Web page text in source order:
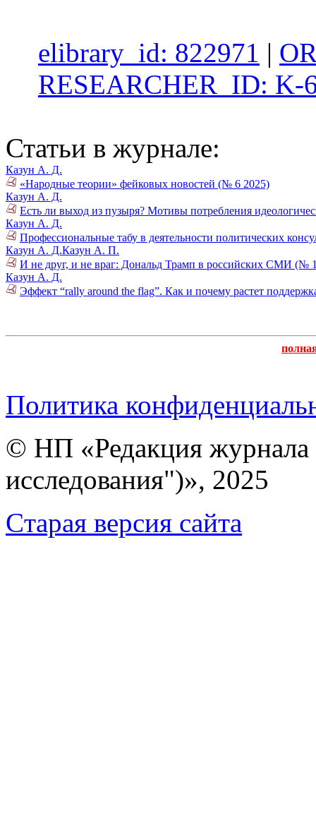
elibrary_id: 822971 |
RESEARCHER_ID: K-
Статьи в журнале:
Казун А. Д.
«Народные теории» фейковых новостей (№ 6 2025)
Казун А. Д.
Есть ли выход из пузыря? Мотивы потребления
Казун А. Д.
Профессиональные табу в деятельности политических
Казун А. Д.Казун А. П.
И не друг, и не враг: Дональд Трамп в российских СМИ (№
Казун А. Д.
Эффект “rally around the flag”. Как и почему растет
Политика
© НП «Редакция
исследования")», 2025
Cтарая версия сайта